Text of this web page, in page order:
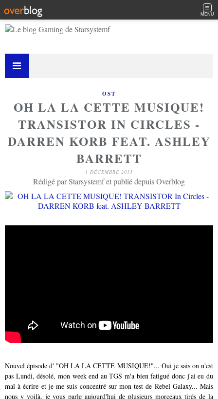
MENU
OST
OH LA LA CETTE MUSIQUE!
TRANSISTOR IN CIRCLES -
DARREN KORB FEAT. ASHLEY
BARRETT
1 DÉCEMBRE 2015
Rédigé par Starsystemf et publié depuis Overblog
Nouvel épisode d' "OH LA LA CETTE MUSIQUE!"... Oui je sais on n'est
pas Lundi, désolé, mon week end au TGS m'a bien fatigué donc j'ai eu du
mal à écrire et je me suis concentré sur mon test de Rebel Galaxy... Mais
nous y voilà, je vous parle aujourd'hui de plusieurs morceaux tirés de la